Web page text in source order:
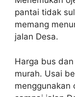
pantai tidak
memang
jalan Desa.
Harga bus
murah. Usai
menggunakan